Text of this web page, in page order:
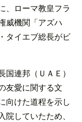
、ローマ教皇フラ
威機関「アズハ
タイエブ総長がビ
連邦（ＵＡＥ）
友愛に関する文
向けた道程を示し
していたため、